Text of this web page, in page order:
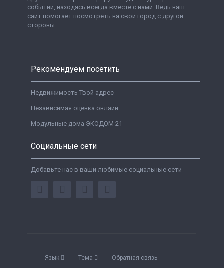
событий, находясь всегда вместе с нами. Ведь наш
сайт помогает посмотреть на свой город с другой
стороны.
Рекомендуем посетить
Недвижимость Твой адрес
Независимая оценка онлайн
Модульные дома ЭКОДОМ 21
Социальные сети
Добавьте нас в ваши любимые социальные сети
Язык Тема Обратная связь